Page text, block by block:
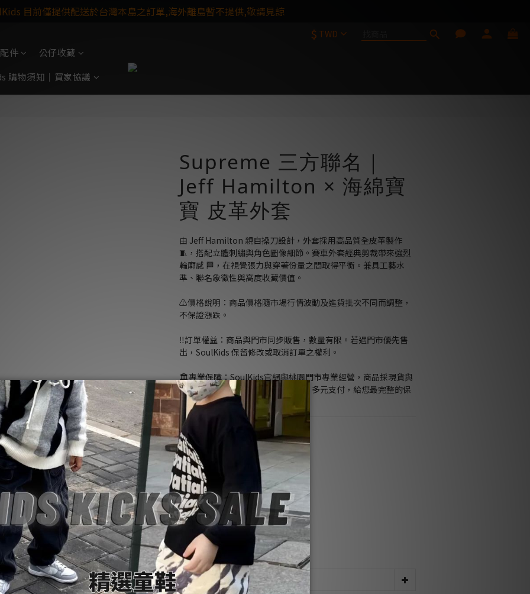
$ TWD
件
公仔收藏
購物須知｜買家協議
Supreme 三方聯名｜
Jeff Hamilton × 海綿寶
寶 皮革外套
由 Jeff Hamilton 親自操刀設計，外套採用高品質全皮革製作
🧵，搭配立體刺繡與角色圖像細節。賽車外套經典剪裁帶來強烈
輪廓感 🏁，在視覺張力與穿著份量之間取得平衡。兼具工藝水
準、聯名象徵性與高度收藏價值。
⚠️價格說明：商品價格隨市場行情波動及進貨批次不同而調整，
不保證漲跌。
‼️訂單權益：商品與門市同步販售，數量有限。若遇門市優先售
出，SoulKids 保留修改或取消訂單之權利。
🏛️專業保障：SoulKids官網與桃園門市專業經營，商品採現貨與
預購併行。正品管道、隨貨附發票、多元支付，給您最完整的保
障。
NT$28,800
顏色: 白色
尺寸: L
XL
數量
立即購買
目前僅提供配送於台灣本島之訂單,海外離島暫不提供,敬請見諒